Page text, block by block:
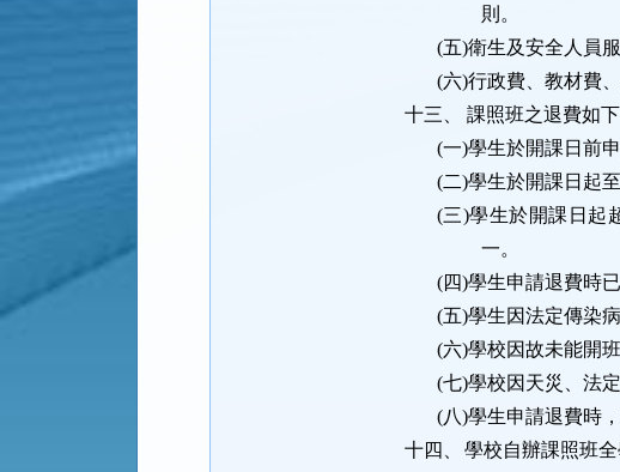
則。
(五)衛生及安全人員
(六)行政費、教材費
十三、
課照班之退費如下
(一)學生於開課日前
(二)學生於開課日起
(三)學生於開課日起
一。
(四)學生申請退費時
(五)學生因法定傳染
(六)學校因故未能開
(七)學校因天災、法
(八)學生申請退費時
十四、
學校自辦課照班